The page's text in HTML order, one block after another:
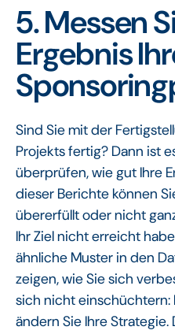
5. Messen
Ergebnis
Sind Sie mit der
Projekts fertig? Dann ist
überprüfen, wie gut Ihre
dieser Berichte können
übererfüllt oder nicht
Ihr Ziel nicht erreicht
ähnliche Muster in den
zeigen, wie Sie sich
sich nicht einschüchtern:
ändern Sie Ihre